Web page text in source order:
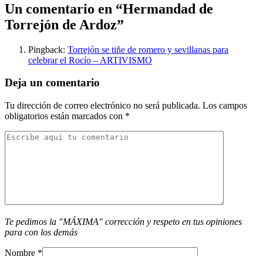
Un comentario en “Hermandad de
Torrejón de Ardoz”
Pingback: Torrejón se tiñe de romero y sevillanas para
celebrar el Rocío – ARTIVISMO
Deja un comentario
Tu dirección de correo electrónico no será publicada. Los campos
obligatorios están marcados con *
Te pedimos la "MÁXIMA" corrección y respeto en tus opiniones
para con los demás
Nombre *